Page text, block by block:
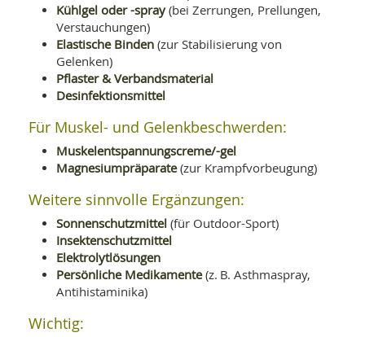
Kühlgel oder -spray(bei Zerrungen, Prellungen,
Verstauchungen)
Elastische Binden(zur Stabilisierung von
Gelenken)
Pflaster & Verbandsmaterial
Desinfektionsmittel
Für Muskel- und Gelenkbeschwerden:
Muskelentspannungscreme/-gel
Magnesiumpräparate(zur Krampfvorbeugung)
Weitere sinnvolle Ergänzungen:
Sonnenschutzmittel(für Outdoor-Sport)
Insektenschutzmittel
Elektrolytlösungen
Persönliche Medikamente(z. B. Asthmaspray,
Antihistaminika)
Wichtig: